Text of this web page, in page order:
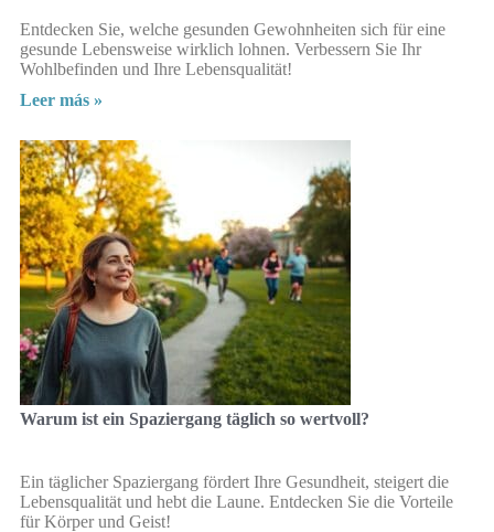
Entdecken Sie, welche gesunden Gewohnheiten sich für eine
gesunde Lebensweise wirklich lohnen. Verbessern Sie Ihr
Wohlbefinden und Ihre Lebensqualität!
Leer más »
Warum ist ein Spaziergang täglich so wertvoll?
Ein täglicher Spaziergang fördert Ihre Gesundheit, steigert die
Lebensqualität und hebt die Laune. Entdecken Sie die Vorteile
für Körper und Geist!